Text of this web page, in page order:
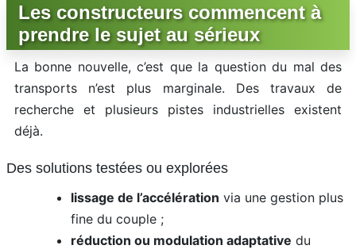
Les constructeurs commencent à
prendre le sujet au sérieux
La bonne nouvelle, c’est que la question du mal des
transports n’est plus marginale. Des travaux de
recherche et plusieurs pistes industrielles existent
déjà.
Des solutions testées ou explorées
lissage de l’accélération via une gestion plus
fine du couple ;
réduction ou modulation adaptative du